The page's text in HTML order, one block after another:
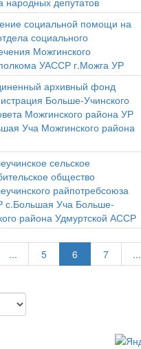
социальной помощи на
социального
Можгинского
УАССР г.Можга УР
архивный фонд
Больше-Учинского
Можгинского района УР
Уча Можгинского района
сельское
общество
райпотребсоюза
с.Большая Уча Больше-
района Удмуртской АССР
... 5 6 7 ...